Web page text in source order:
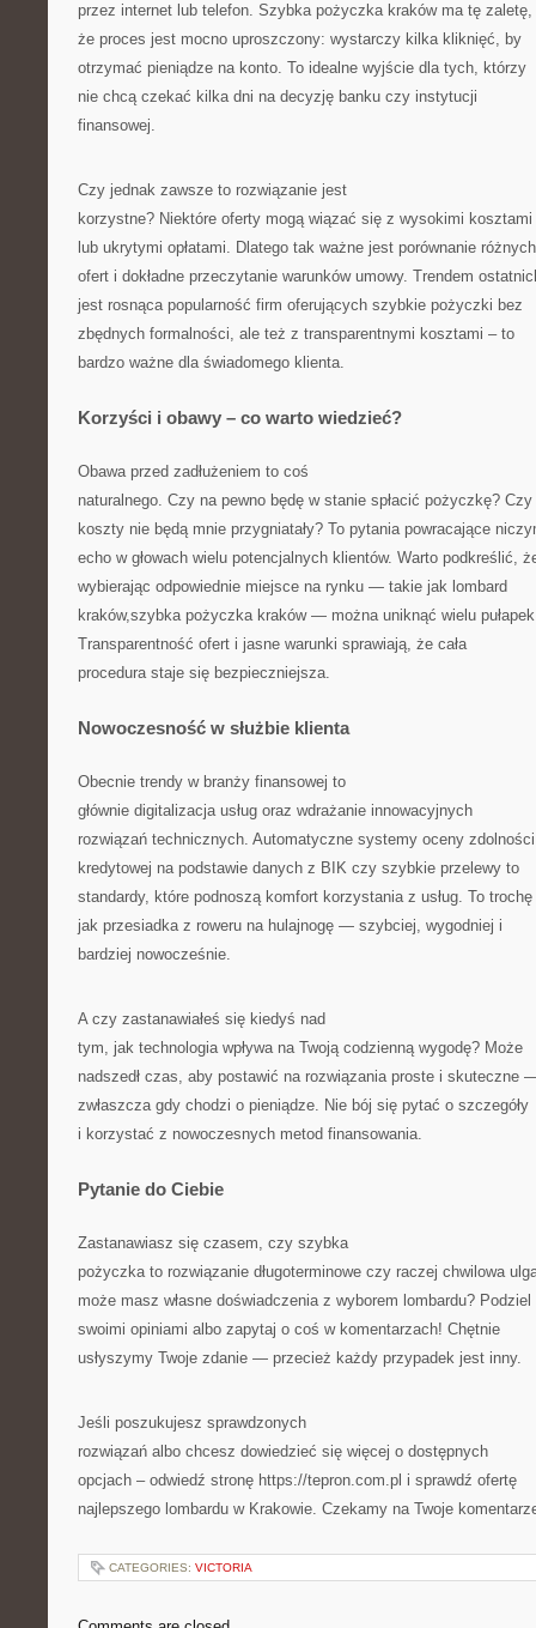
przez internet lub telefon. Szybka pożyczka kraków ma tę zaletę,
że proces jest mocno uproszczony: wystarczy kilka kliknięć, by
otrzymać pieniądze na konto. To idealne wyjście dla tych, którzy
nie chcą czekać kilka dni na decyzję banku czy instytucji
finansowej.
Czy jednak zawsze to rozwiązanie jest
korzystne? Niektóre oferty mogą wiązać się z wysokimi kosztami
lub ukrytymi opłatami. Dlatego tak ważne jest porównanie różnych
ofert i dokładne przeczytanie warunków umowy. Trendem
jest rosnąca popularność firm oferujących szybkie pożyczki bez
zbędnych formalności, ale też z transparentnymi kosztami – to
bardzo ważne dla świadomego klienta.
Korzyści i obawy – co warto wiedzieć?
Obawa przed zadłużeniem to coś
naturalnego. Czy na pewno będę w stanie spłacić pożyczkę? Czy
koszty nie będą mnie przygniatały? To pytania powracające
echo w głowach wielu potencjalnych klientów. Warto podkreślić,
wybierając odpowiednie miejsce na rynku — takie jak lombard
kraków,szybka pożyczka kraków — można uniknąć wielu
Transparentność ofert i jasne warunki sprawiają, że cała
procedura staje się bezpieczniejsza.
Nowoczesność w służbie klienta
Obecnie trendy w branży finansowej to
głównie digitalizacja usług oraz wdrażanie innowacyjnych
rozwiązań technicznych. Automatyczne systemy oceny zdolności
kredytowej na podstawie danych z BIK czy szybkie przelewy to
standardy, które podnoszą komfort korzystania z usług. To trochę
jak przesiadka z roweru na hulajnogę — szybciej, wygodniej i
bardziej nowocześnie.
A czy zastanawiałeś się kiedyś nad
tym, jak technologia wpływa na Twoją codzienną wygodę? Może
nadszedł czas, aby postawić na rozwiązania proste i skuteczne
zwłaszcza gdy chodzi o pieniądze. Nie bój się pytać o szczegóły
i korzystać z nowoczesnych metod finansowania.
Pytanie do Ciebie
Zastanawiasz się czasem, czy szybka
pożyczka to rozwiązanie długoterminowe czy raczej chwilowa
może masz własne doświadczenia z wyborem lombardu? Podziel
swoimi opiniami albo zapytaj o coś w komentarzach! Chętnie
usłyszymy Twoje zdanie — przecież każdy przypadek jest inny.
Jeśli poszukujesz sprawdzonych
rozwiązań albo chcesz dowiedzieć się więcej o dostępnych
opcjach – odwiedź stronę https://tepron.com.pl i sprawdź ofertę
najlepszego lombardu w Krakowie. Czekamy na Twoje
CATEGORIES: VICTORIA